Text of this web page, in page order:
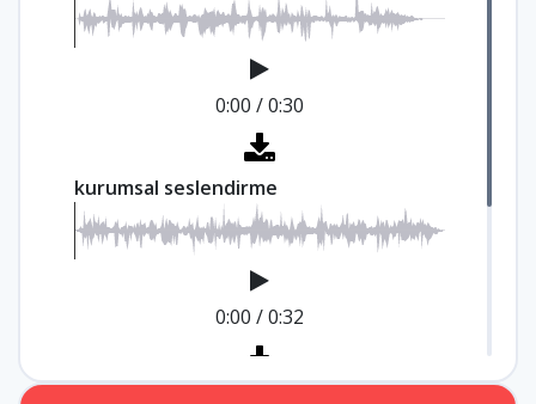
0:00 /0:30
kurumsal seslendirme
0:00 /0:32